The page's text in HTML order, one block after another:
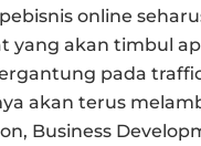
online
yang akan timbul
pada
akan terus
Business